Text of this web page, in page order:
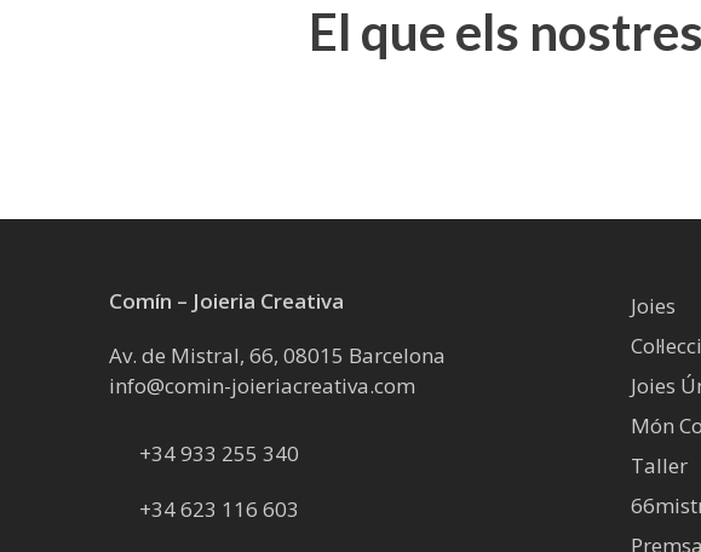
El que els
Comín – Joieria Creativa
Av. de Mistral, 66, 08015 Barcelona
info@comin-joieriacreativa.com
+34 933 255 340
+34 623 116 603
Joies
Joies
Món
Taller
Premsa